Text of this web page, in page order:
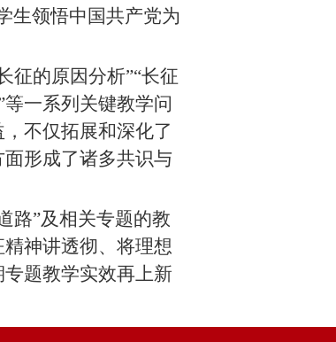
生领悟中国共产党为
征的原因分析”“长征
等一系列关键教学问
不仅拓展和深化了
形成了诸多共识与
路”及相关专题的教
神讲透彻、将理想
题教学实效再上新